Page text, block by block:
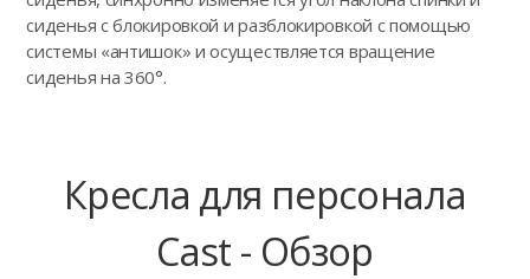
сиденья с блокировкой и разблокировкой с помощью
системы «антишок» и осуществляется вращение
сиденья на 360°.
Кресла для персонала
Cast - Обзор